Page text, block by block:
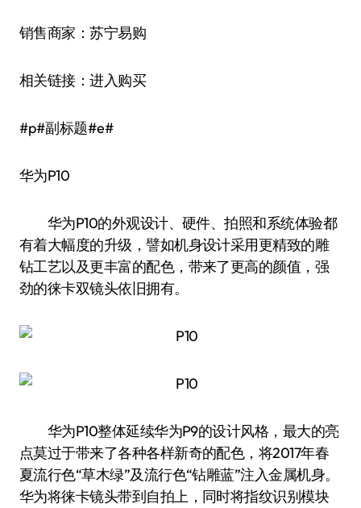
销售商家：苏宁易购
相关链接：进入购买
#p#副标题#e#
华为P10
华为P10的外观设计、硬件、拍照和系统体验都
有着大幅度的升级，譬如机身设计采用更精致的雕
钻工艺以及更丰富的配色，带来了更高的颜值，强
劲的徕卡双镜头依旧拥有。
华为P10整体延续华为P9的设计风格，最大的亮
点莫过于带来了各种各样新奇的配色，将2017年春
夏流行色“草木绿”及流行色“钻雕蓝”注入金属机身。
华为将徕卡镜头带到自拍上，同时将指纹识别模块